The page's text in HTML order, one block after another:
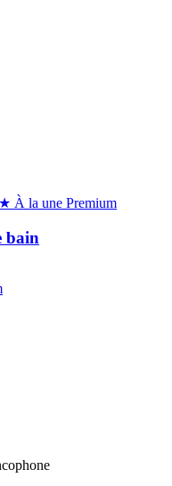
★ À la une Premium
bain